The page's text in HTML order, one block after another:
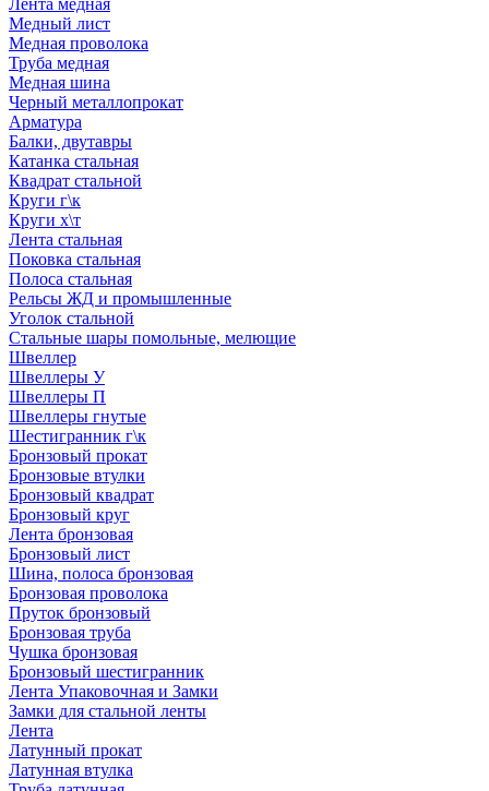
Лента медная
Медный лист
Медная проволока
Труба медная
Медная шина
Черный металлопрокат
Арматура
Балки, двутавры
Катанка стальная
Квадрат стальной
Круги г\к
Круги х\т
Лента стальная
Поковка стальная
Полоса стальная
Рельсы ЖД и промышленные
Уголок стальной
Стальные шары помольные, мелющие
Швеллер
Швеллеры У
Швеллеры П
Швеллеры гнутые
Шестигранник г\к
Бронзовый прокат
Бронзовые втулки
Бронзовый квадрат
Бронзовый круг
Лента бронзовая
Бронзовый лист
Шина, полоса бронзовая
Бронзовая проволока
Пруток бронзовый
Бронзовая труба
Чушка бронзовая
Бронзовый шестигранник
Лента Упаковочная и Замки
Замки для стальной ленты
Лента
Латунный прокат
Латунная втулка